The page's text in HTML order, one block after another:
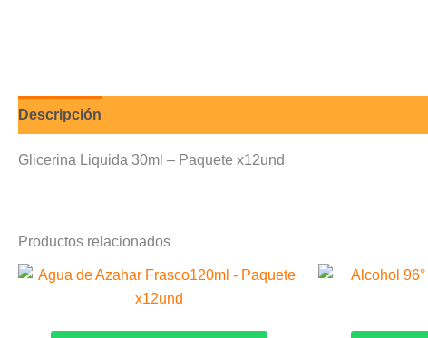
Descripción
Glicerina Liquida 30ml – Paquete x12und
Productos relacionados